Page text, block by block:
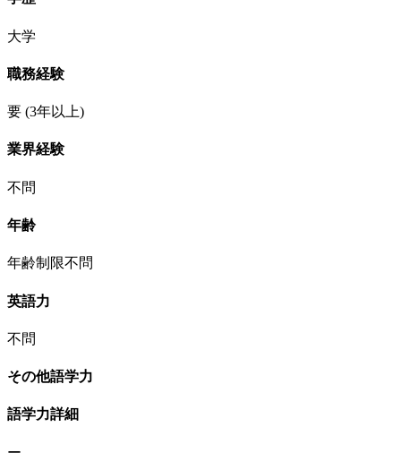
大学
職務経験
要 (3年以上)
業界経験
不問
年齢
年齢制限不問
英語力
不問
その他語学力
語学力詳細
ー